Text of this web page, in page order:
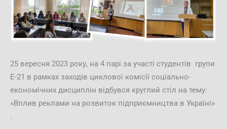
25 вересня 2023 року, на 4 парі за участі студентів групи
Е-21 в рамках заходів циклової комісії соціально-
економічних дисциплін відбувся круглий стіл на тему:
«Вплив реклами на розвиток підприємництва в Україні»
.